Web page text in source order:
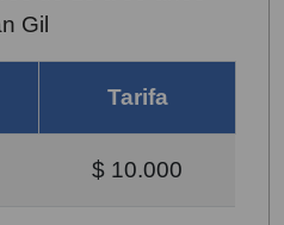
Gil
Tarifa
$ 10.000